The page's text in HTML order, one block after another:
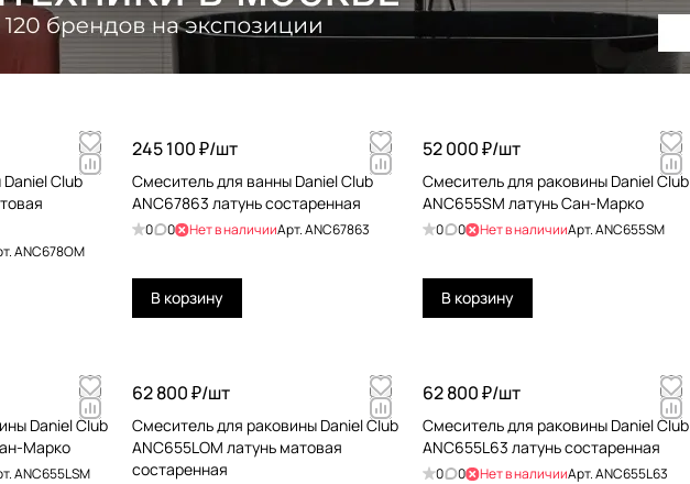
Club
ANC678OM
245 100 ₽/шт
Смеситель для ванны Daniel Club
ANC67863 латунь состаренная
0 0 Нет в наличииАрт.ANC67863
В корзину
52 000 ₽/шт
Смеситель для раковины Daniel Club
ANC655SM латунь Сан-Марко
0 0 Нет в наличииАрт.ANC655SM
В корзину
Daniel Club
Марко
ANC655LSM
62 800 ₽/шт
Смеситель для раковины Daniel Club
ANC655LOM латунь матовая
состаренная
62 800 ₽/шт
Смеситель для раковины Daniel Club
ANC655L63 латунь состаренная
0 0 Нет в наличииАрт.ANC655L63